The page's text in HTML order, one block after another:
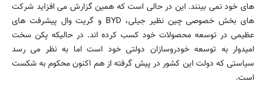
های خود نمی بینند. این در حالی است که همین گزارش می افزاید شرکت
های بخش خصوصی چین نظیر جیلی، BYD و گریت وال پیشرفت های
عظیمی در توسعه محصولات خود کسب کرده اند. در حالیکه پکن سخت
امیدوار به توسعه خودروسازان دولتی خود است اما به نظر می رسد
سیاستی که دولت این کشور در پیش گرفته از هم اکنون محکوم به شکست
است.